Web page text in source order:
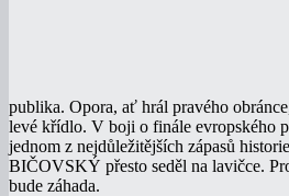
publika. Opora, ať hrál pravého
levé křídlo. V boji o finále evropského
jednom z nejdůležitějších zápasů
BIČOVSKÝ přesto seděl na lavičce.
bude záhada.